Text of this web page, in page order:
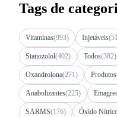
Tags de
Vitaminas(993) Injetáveis
Stanozolol(402) Todos(382)
Oxandrolona(271)
Anabolizantes(225)
SARMS(176) Óxido